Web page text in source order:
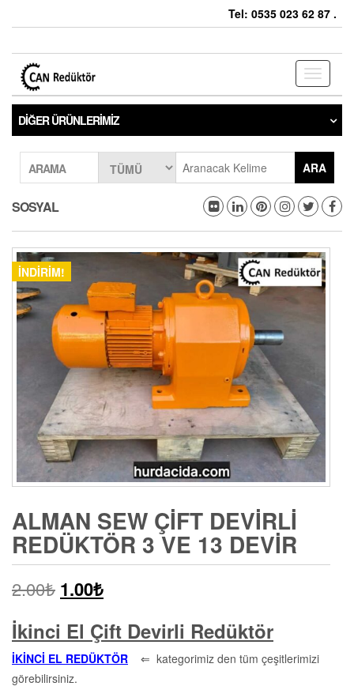
Tel: 0535 023 62 87 .
Toggle
DIĞER ÜRÜNLERIMIZ
ARAMA ARA
SOSYAL
İNDIRIM!
ALMAN SEW ÇIFT DEVIRLI
REDÜKTÖR 3 VE 13 DEVIR
2.00₺ 1.00₺
İkinci El Çift Devirli Redüktör
İKİNCİ EL REDÜKTÖR ⇐ kategorimiz den tüm çeşitlerimizi
görebilirsiniz.